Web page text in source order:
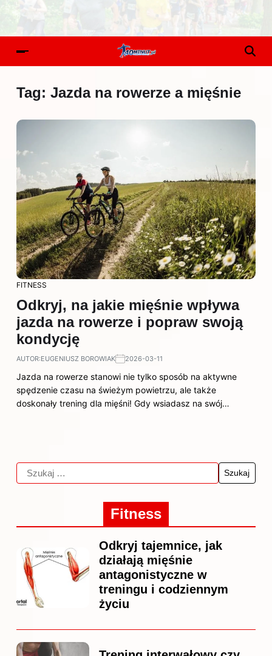
Tag: Jazda na rowerze a mięśnie
FITNESS
Odkryj, na jakie mięśnie wpływa
jazda na rowerze i popraw swoją
kondycję
AUTOR:EUGENIUSZ BOROWIAK 2026-03-11
Jazda na rowerze stanowi nie tylko sposób na aktywne
spędzenie czasu na świeżym powietrzu, ale także
doskonały trening dla mięśni! Gdy wsiadasz na swój…
Fitness
Odkryj tajemnice, jak
działają mięśnie
antagonistyczne w
treningu i codziennym
życiu